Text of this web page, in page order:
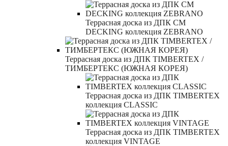
Террасная доска из ДПК CM
DECKING коллекция ZEBRANO
Террасная доска из ДПК TIMBERTEX /
ТИМБЕРТЕКС (ЮЖНАЯ КОРЕЯ)
Террасная доска из ДПК TIMBERTEX
коллекция CLASSIC
Террасная доска из ДПК TIMBERTEX
коллекция VINTAGE